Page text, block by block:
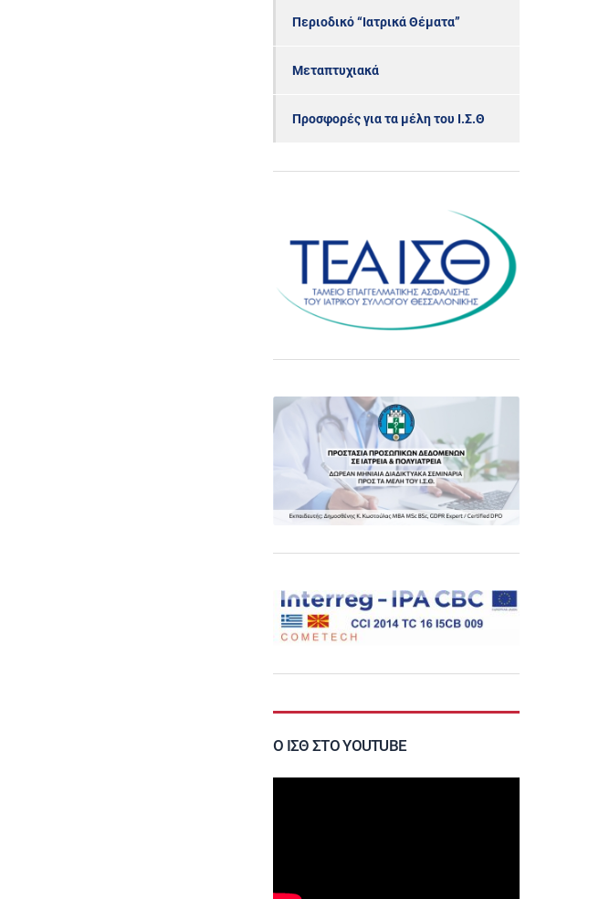
Περιοδικό “Ιατρικά Θέματα”
Μεταπτυχιακά
Προσφορές για τα μέλη του Ι.Σ.Θ
Ο ΙΣΘ ΣΤΟ YOUTUBE